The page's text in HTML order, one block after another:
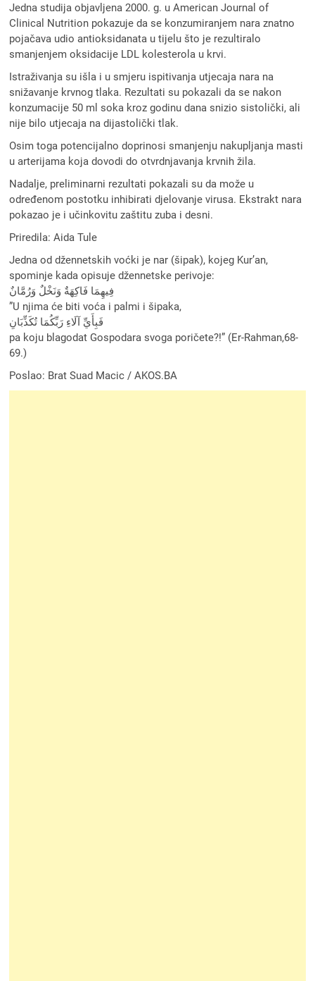
Jedna studija objavljena 2000. g. u American Journal of
Clinical Nutrition pokazuje da se konzumiranjem nara znatno
pojačava udio antioksidanata u tijelu što je rezultiralo
smanjenjem oksidacije LDL kolesterola u krvi.
Istraživanja su išla i u smjeru ispitivanja utjecaja nara na
snižavanje krvnog tlaka. Rezultati su pokazali da se nakon
konzumacije 50 ml soka kroz godinu dana snizio sistolički, ali
nije bilo utjecaja na dijastolički tlak.
Osim toga potencijalno doprinosi smanjenju nakupljanja masti
u arterijama koja dovodi do otvrdnjavanja krvnih žila.
Nadalje, preliminarni rezultati pokazali su da može u
određenom postotku inhibirati djelovanje virusa. Ekstrakt nara
pokazao je i učinkovitu zaštitu zuba i desni.
Priredila: Aida Tule
Jedna od džennetskih voćki je nar (šipak), kojeg Kur’an,
spominje kada opisuje džennetske perivoje:
فِيهِمَا فَاكِهَةٌ وَنَخْلٌ وَرُمَّانٌ
”U njima će biti voća i palmi i šipaka,
فَبِأَيِّ آلَاءِ رَبِّكُمَا تُكَذِّبَانِ
pa koju blagodat Gospodara svoga poričete?!” (Er-Rahman,68-
69.)
Poslao: Brat Suad Macic / AKOS.BA